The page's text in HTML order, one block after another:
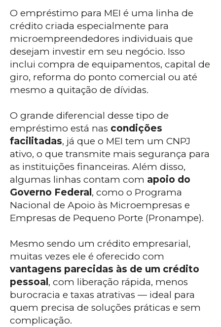
O empréstimo para MEI é uma linha de
crédito criada especialmente para
microempreendedores individuais que
desejam investir em seu negócio. Isso
inclui compra de equipamentos, capital de
giro, reforma do ponto comercial ou até
mesmo a quitação de dívidas.
O grande diferencial desse tipo de
empréstimo está nas condições
facilitadas, já que o MEI tem um CNPJ
ativo, o que transmite mais segurança para
as instituições financeiras. Além disso,
algumas linhas contam com apoio do
Governo Federal , como o Programa
Nacional de Apoio às Microempresas e
Empresas de Pequeno Porte (Pronampe).
Mesmo sendo um crédito empresarial,
muitas vezes ele é oferecido com
vantagens parecidas às de um crédito
pessoal , com liberação rápida, menos
burocracia e taxas atrativas — ideal para
quem precisa de soluções práticas e sem
complicação.